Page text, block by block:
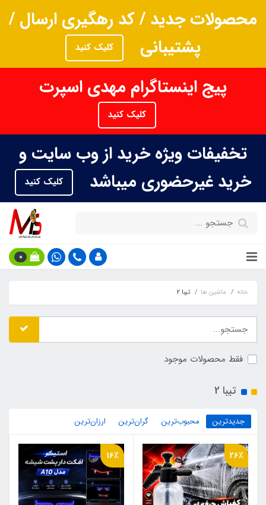
محصولات جدید / کد رهگیری ارسال /
پشتیبانی
کلیک کنید
پیج اینستاگرام مهدی اسپرت
کلیک کنید
تخفیفات ویژه خرید از وب سایت و
خرید غیرحضوری میباشد
کلیک کنید
0
خانه ماشین ها تیبا 2
فقط محصولات موجود
تیبا 2
جدیدترین محبوب‌ترین گران‌ترین ارزان‌ترین
26٪ 16٪